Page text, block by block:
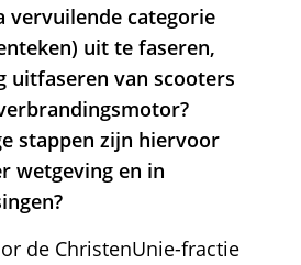
vervuilende categorie
uit te faseren,
uitfaseren van scooters
stappen zijn hiervoor
wetgeving en in
de ChristenUnie-fractie